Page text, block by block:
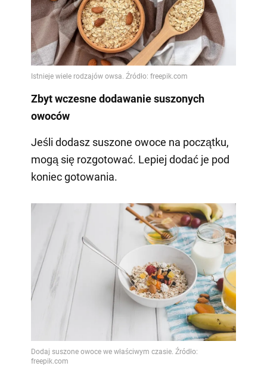
Zbyt wczesne dodawanie suszonych
owoców
Jeśli dodasz suszone owoce na początku,
mogą się rozgotować. Lepiej dodać je pod
koniec gotowania.